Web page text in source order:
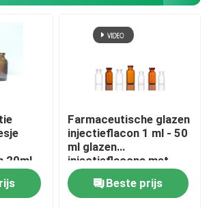
met schroefdop
dop
buis
20ml
Farmaceutische glazen
injectieflacon 1 ml - 50
ml glazen
injectieflacons met
rubberen stop
Beste prijs